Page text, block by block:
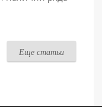
Еще статьи